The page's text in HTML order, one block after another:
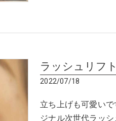
ラッシュリフト
2022/07/18
立ち上げも可愛いで
ジナル次世代ラッ